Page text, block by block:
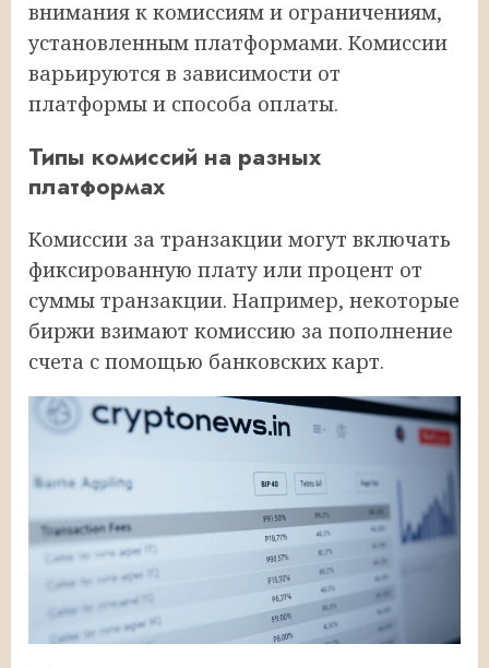
внимания к комиссиям и ограничениям,
установленным платформами. Комиссии
варьируются в зависимости от
платформы и способа оплаты.
Типы комиссий на разных
платформах
Комиссии за транзакции могут включать
фиксированную плату или процент от
суммы транзакции. Например, некоторые
биржи взимают комиссию за пополнение
счета с помощью банковских карт.